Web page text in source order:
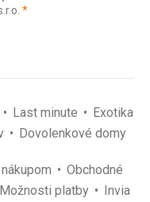
*(povinné)
Last minute
Exotika
Dovolenkové domy
Obchodné
Možnosti platby
Invia